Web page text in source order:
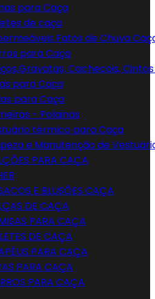
para Caça
de caça
Fatos de Chuva
para Caça
Cachecois,
para Caça
para Caça
- Polainas
térmico para Caça
e Manutenção de
PARA CAÇA
E BLUSÕES CAÇA
DE CAÇA
PARA CAÇA
DE CAÇA
PARA CAÇA
PARA CAÇA
PARA CAÇA